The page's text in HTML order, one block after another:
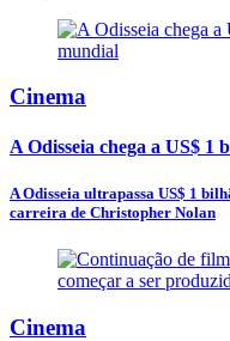
Cinema
A Odisseia chega a US$
A Odisseia ultrapassa US$ 1
carreira de Christopher Nolan
Cinema